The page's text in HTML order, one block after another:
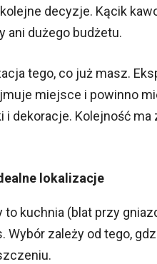
decyzje. Kącik
ani dużego budżetu.
tego, co już masz.
miejsce i powinno
i dekoracje. Kolejność ma
lokalizacje
kuchnia (blat przy
Wybór zależy od tego,